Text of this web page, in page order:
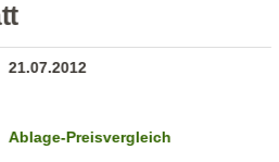
21.07.2012
Ablage-Preisvergleich